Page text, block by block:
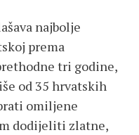
najbolje
prema
tri godine,
od 35 hrvatskih
omiljene
dodijeliti zlatne,